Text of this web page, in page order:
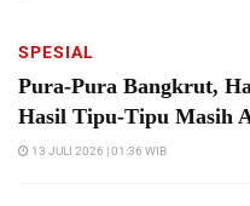
SPESIAL
Pura-Pura Bangkrut,
Hasil Tipu-Tipu Masih
13 JULI 2026 | 01:36 WIB